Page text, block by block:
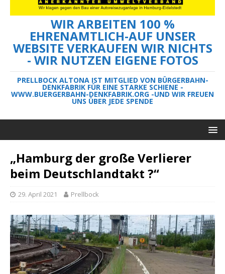
WIR ARBEITEN 100 %
EHRENAMTLICH-AUF UNSER
WEBSITE VERKAUFEN WIR NICHTS
- WIR NUTZEN EIGENE FOTOS
PRELLBOCK ALTONA IST MITGLIED VON BÜRGERBAHN-
DENKFABRIK FÜR EINE STARKE SCHIENE -
WWW.BUERGERBAHN-DENKFABRIK.ORG -UND WIR FREUEN
UNS ÜBER JEDE SPENDE
„Hamburg der große Verlierer
beim Deutschlandtakt ?“
29. April 2021 Prellbock